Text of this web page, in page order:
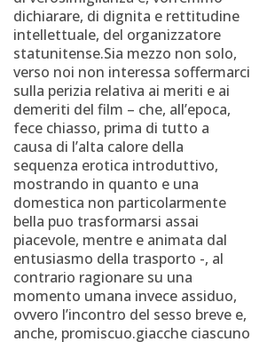
dichiarare, di dignita e rettitudine
intellettuale, del organizzatore
statunitense.Sia mezzo non solo,
verso noi non interessa soffermarci
sulla perizia relativa ai meriti e ai
demeriti del film – che, all’epoca,
fece chiasso, prima di tutto a
causa di l’alta calore della
sequenza erotica introduttivo,
mostrando in quanto e una
domestica non particolarmente
bella puo trasformarsi assai
piacevole, mentre e animata dal
entusiasmo della trasporto -, al
contrario ragionare su una
momento umana invece assiduo,
ovvero l’incontro del sesso breve e,
anche, promiscuo.giacche ciascuno